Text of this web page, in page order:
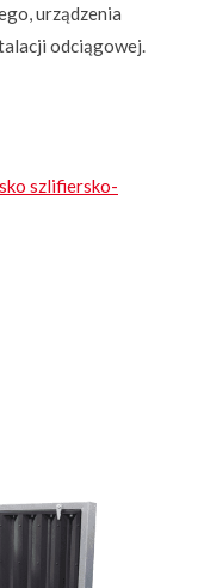
urządzenia
odciągowej.
szlifiersko-